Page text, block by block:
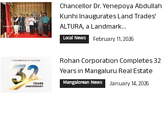
Chancellor Dr. Yenepoya Abdullah
Kunhi Inaugurates Land Trades’
ALTURA, a Landmark...
Local News February 11, 2026
Rohan Corporation Completes 32
Years in Mangaluru Real Estate
Mangalorean News January 14, 2026